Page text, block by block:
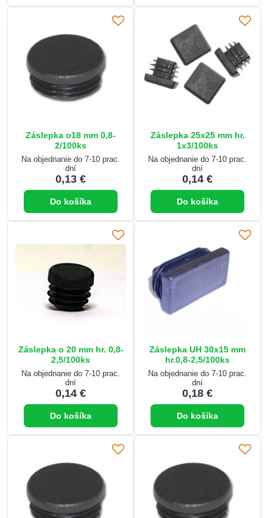
Záslepka o18 mm 0,8-
2/100ks
Na objednanie do 7-10 prac.
dní
0,13 €
Do košíka
Záslepka 25x25 mm hr.
1x3/100ks
Na objednanie do 7-10 prac.
dní
0,14 €
Do košíka
Záslepka o 20 mm hr. 0,8-
2,5/100ks
Na objednanie do 7-10 prac.
dní
0,14 €
Do košíka
Záslepka UH 30x15 mm
hr.0,8-2,5/100ks
Na objednanie do 7-10 prac.
dní
0,18 €
Do košíka